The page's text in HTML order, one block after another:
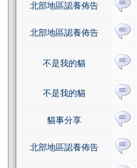
北部地區認養佈告
北部地區認養佈告
不是我的貓
不是我的貓
貓事分享
北部地區認養佈告